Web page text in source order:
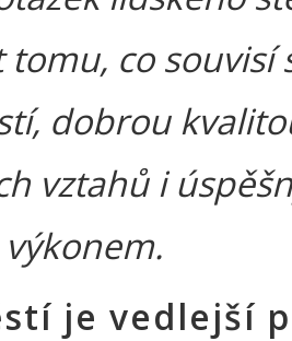
co souvisí
dobrou
vztahů i
je vedlejší